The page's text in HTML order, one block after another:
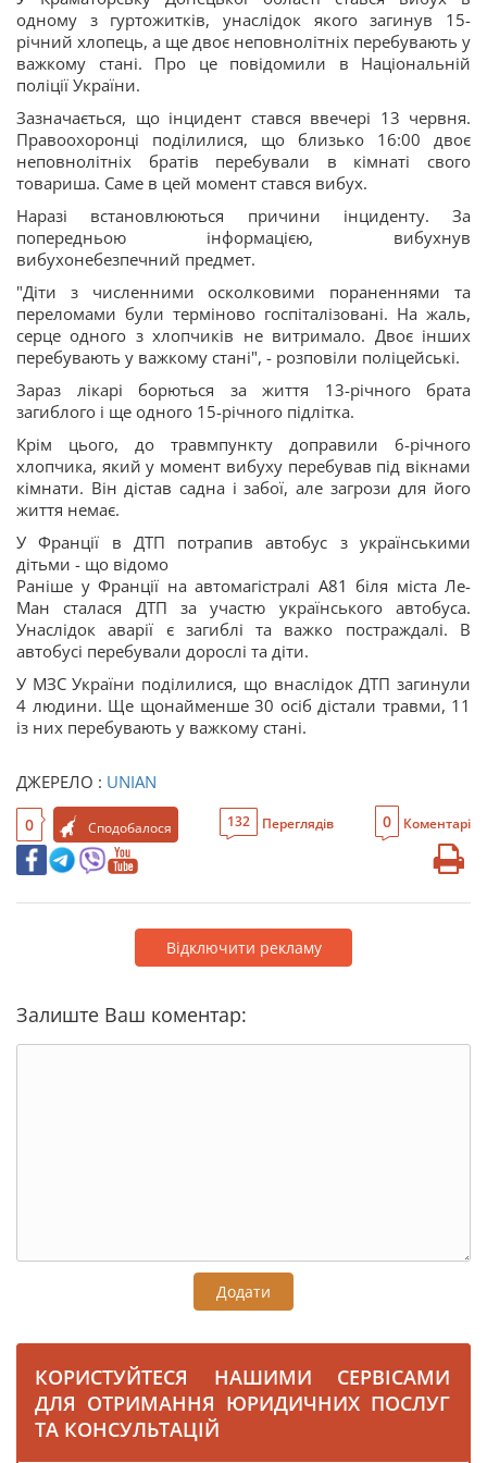
одному з гуртожитків, унаслідок якого загинув 15-
річний хлопець, а ще двоє неповнолітніх перебувають у
важкому стані. Про це повідомили в Національній
поліції України.
Зазначається, що інцидент стався ввечері 13 червня.
Правоохоронці поділилися, що близько 16:00 двоє
неповнолітніх братів перебували в кімнаті свого
товариша. Саме в цей момент стався вибух.
Наразі встановлюються причини інциденту. За
попередньою інформацією, вибухнув
вибухонебезпечний предмет.
"Діти з численними осколковими пораненнями та
переломами були терміново госпіталізовані. На жаль,
серце одного з хлопчиків не витримало. Двоє інших
перебувають у важкому стані", - розповіли поліцейські.
Зараз лікарі борються за життя 13-річного брата
загиблого і ще одного 15-річного підлітка.
Крім цього, до травмпункту доправили 6-річного
хлопчика, який у момент вибуху перебував під вікнами
кімнати. Він дістав садна і забої, але загрози для його
життя немає.
У Франції в ДТП потрапив автобус з українськими
дітьми - що відомо
Раніше у Франції на автомагістралі А81 біля міста Ле-
Ман сталася ДТП за участю українського автобуса.
Унаслідок аварії є загиблі та важко постраждалі. В
автобусі перебували дорослі та діти.
У МЗС України поділилися, що внаслідок ДТП загинули
4 людини. Ще щонайменше 30 осіб дістали травми, 11
із них перебувають у важкому стані.
ДЖЕРЕЛО : UNIAN
0 Сподобалося 132 Переглядів 0 Коментарі
Відключити рекламу
Залиште Ваш коментар:
Додати
КОРИСТУЙТЕСЯ НАШИМИ СЕРВІСАМИ
ДЛЯ ОТРИМАННЯ ЮРИДИЧНИХ ПОСЛУГ
ТА КОНСУЛЬТАЦІЙ